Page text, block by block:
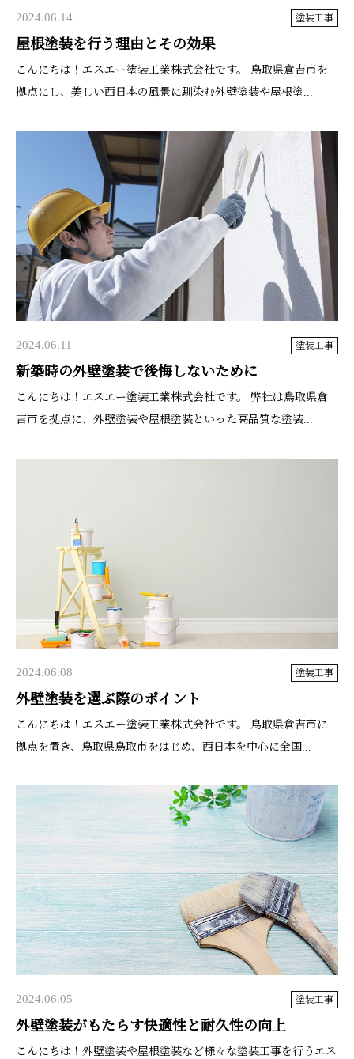
2024.06.14 塗装工事
屋根塗装を行う理由とその効果
こんにちは！エスエー塗装工業株式会社です。 鳥取県倉吉市を
拠点にし、美しい西日本の風景に馴染む外壁塗装や屋根塗...
2024.06.11 塗装工事
新築時の外壁塗装で後悔しないために
こんにちは！エスエー塗装工業株式会社です。 弊社は鳥取県倉
吉市を拠点に、外壁塗装や屋根塗装といった高品質な塗装...
2024.06.08 塗装工事
外壁塗装を選ぶ際のポイント
こんにちは！エスエー塗装工業株式会社です。 鳥取県倉吉市に
拠点を置き、鳥取県鳥取市をはじめ、西日本を中心に全国...
2024.06.05 塗装工事
外壁塗装がもたらす快適性と耐久性の向上
こんにちは！外壁塗装や屋根塗装など様々な塗装工事を行うエス